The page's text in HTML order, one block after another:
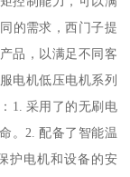
的需求，西门子提
品，以满足不同客
电机低压电机系列
1. 采用了的无刷电
。2. 配备了智能温
护电机和设备的安